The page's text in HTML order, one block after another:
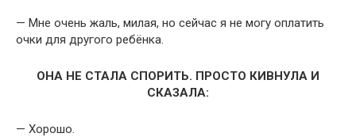
— Мне очень жаль, милая, но сейчас я не могу оплатить
очки для другого ребёнка.
ОНА НЕ СТАЛА СПОРИТЬ. ПРОСТО КИВНУЛА И
СКАЗАЛА:
— Хорошо.